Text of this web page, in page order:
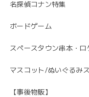
名探偵コナン特集
ボードゲーム
スペースタウン串本・
マスコット/ぬいぐるみ
【事後物販】